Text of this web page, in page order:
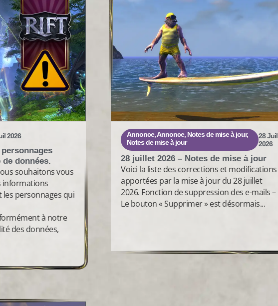
2026
données.
souhaitons vous
informations
personnages qui
à notre
des données,
Annonce,Annonce, Notes de mise à jour,
Notes de mise à jour
28 Juil
2026
28 juillet 2026 – Notes de mise à jour
Voici la liste des corrections et modifications
apportées par la mise à jour du 28 juillet
2026. Fonction de suppression des e-mails –
Le bouton « Supprimer » est désormais...